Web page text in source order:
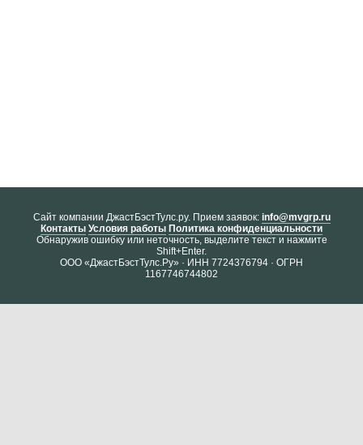
Cайт компании ДжастБэстТулс.ру. Прием заявок: info@mvgrp.ru
Контакты Условия работы Политика конфиденциальности
Обнаружив ошибку или неточность, выделите текст и нажмите
Shift+Enter.
ООО «ДжастБэстТулс.Ру» · ИНН 7724376794 · ОГРН
1167746744802